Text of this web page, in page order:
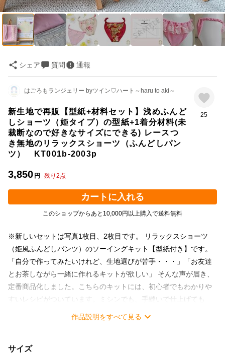
シェア 質問 通報
はごろもランジェリー byツイン♡ハート～haru to aki～
新生地で再販【型紙+材料セット】浅めふんど
しショーツ（姫タイプ）の型紙+1着分材料(未
裁断なので好きなサイズにできる) レースつ
き無地のリラックスショーツ（ふんどしパン
ツ） KT001b-2003p
3,850 円 残り 2点
25
カートに入れる
このショップからあと10,000円以上購入で送料無料
※新しいセットは写真1枚目、2枚目です。 リラックスショーツ
（姫風ふんどしパンツ）のソーイングキット【型紙付き】です。
「自分で作ってみたいけれど、生地選びが苦手・・・」「お友達
とお茶しながら一緒に作れるキットが欲しい」 そんな声が届き、
定番商品化しました。こちらのキットには、初心者でもわかりや
すいレシピがついています。ミシンでも、手縫いで仕上げても
OK。ロックミシンは必要ありません。ちょっとした隙間時間の楽
とリボンがアクセントになります。 そして、キットのセット内容
作品説明をすべて見る
サイズ